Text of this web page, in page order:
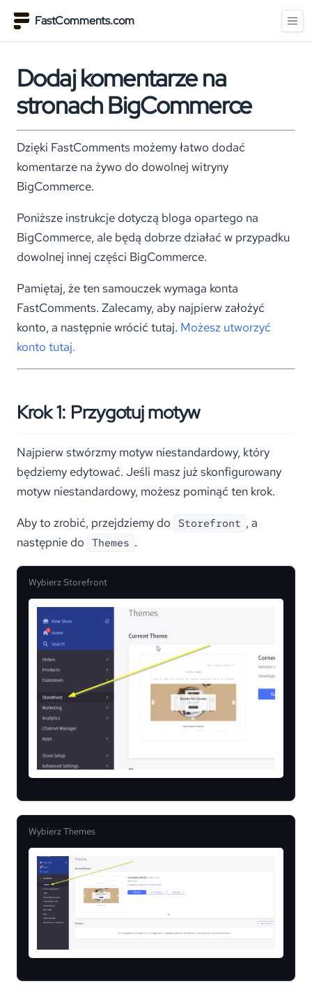
FastComments.com
Dodaj komentarze na
stronach BigCommerce
Dzięki FastComments możemy łatwo dodać
komentarze na żywo do dowolnej witryny
BigCommerce.
Poniższe instrukcje dotyczą bloga opartego na
BigCommerce, ale będą dobrze działać w przypadku
dowolnej innej części BigCommerce.
Pamiętaj, że ten samouczek wymaga konta
FastComments. Zalecamy, aby najpierw założyć
konto, a następnie wrócić tutaj. Możesz utworzyć
konto tutaj.
Krok 1: Przygotuj motyw
Najpierw stwórzmy motyw niestandardowy, który
będziemy edytować. Jeśli masz już skonfigurowany
motyw niestandardowy, możesz pominąć ten krok.
Aby to zrobić, przejdziemy do Storefront , a
następnie do Themes .
Wybierz Storefront
Wybierz Themes